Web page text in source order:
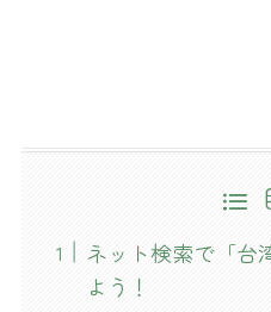
ネット検索で「台
よう！